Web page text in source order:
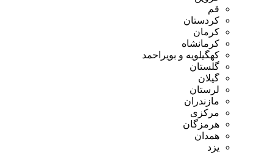
قم
کردستان
کرمان
کرمانشاه
کهگیلویه و بویراحمد
گلستان
گیلان
لرستان
مازندران
مرکزی
هرمزگان
همدان
یزد